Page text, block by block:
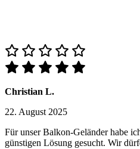
Christian L.
22. August 2025
Für unser Balkon-Geländer habe
günstigen Lösung gesucht. Wir